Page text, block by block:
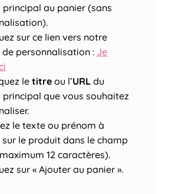
au panier (sans
sur ce lien vers notre
personnalisation : Je
le titre ou l’URL du
que vous souhaitez
le texte ou prénom à
sur le produit dans le champ
12 caractères).
sur « Ajouter au panier ».